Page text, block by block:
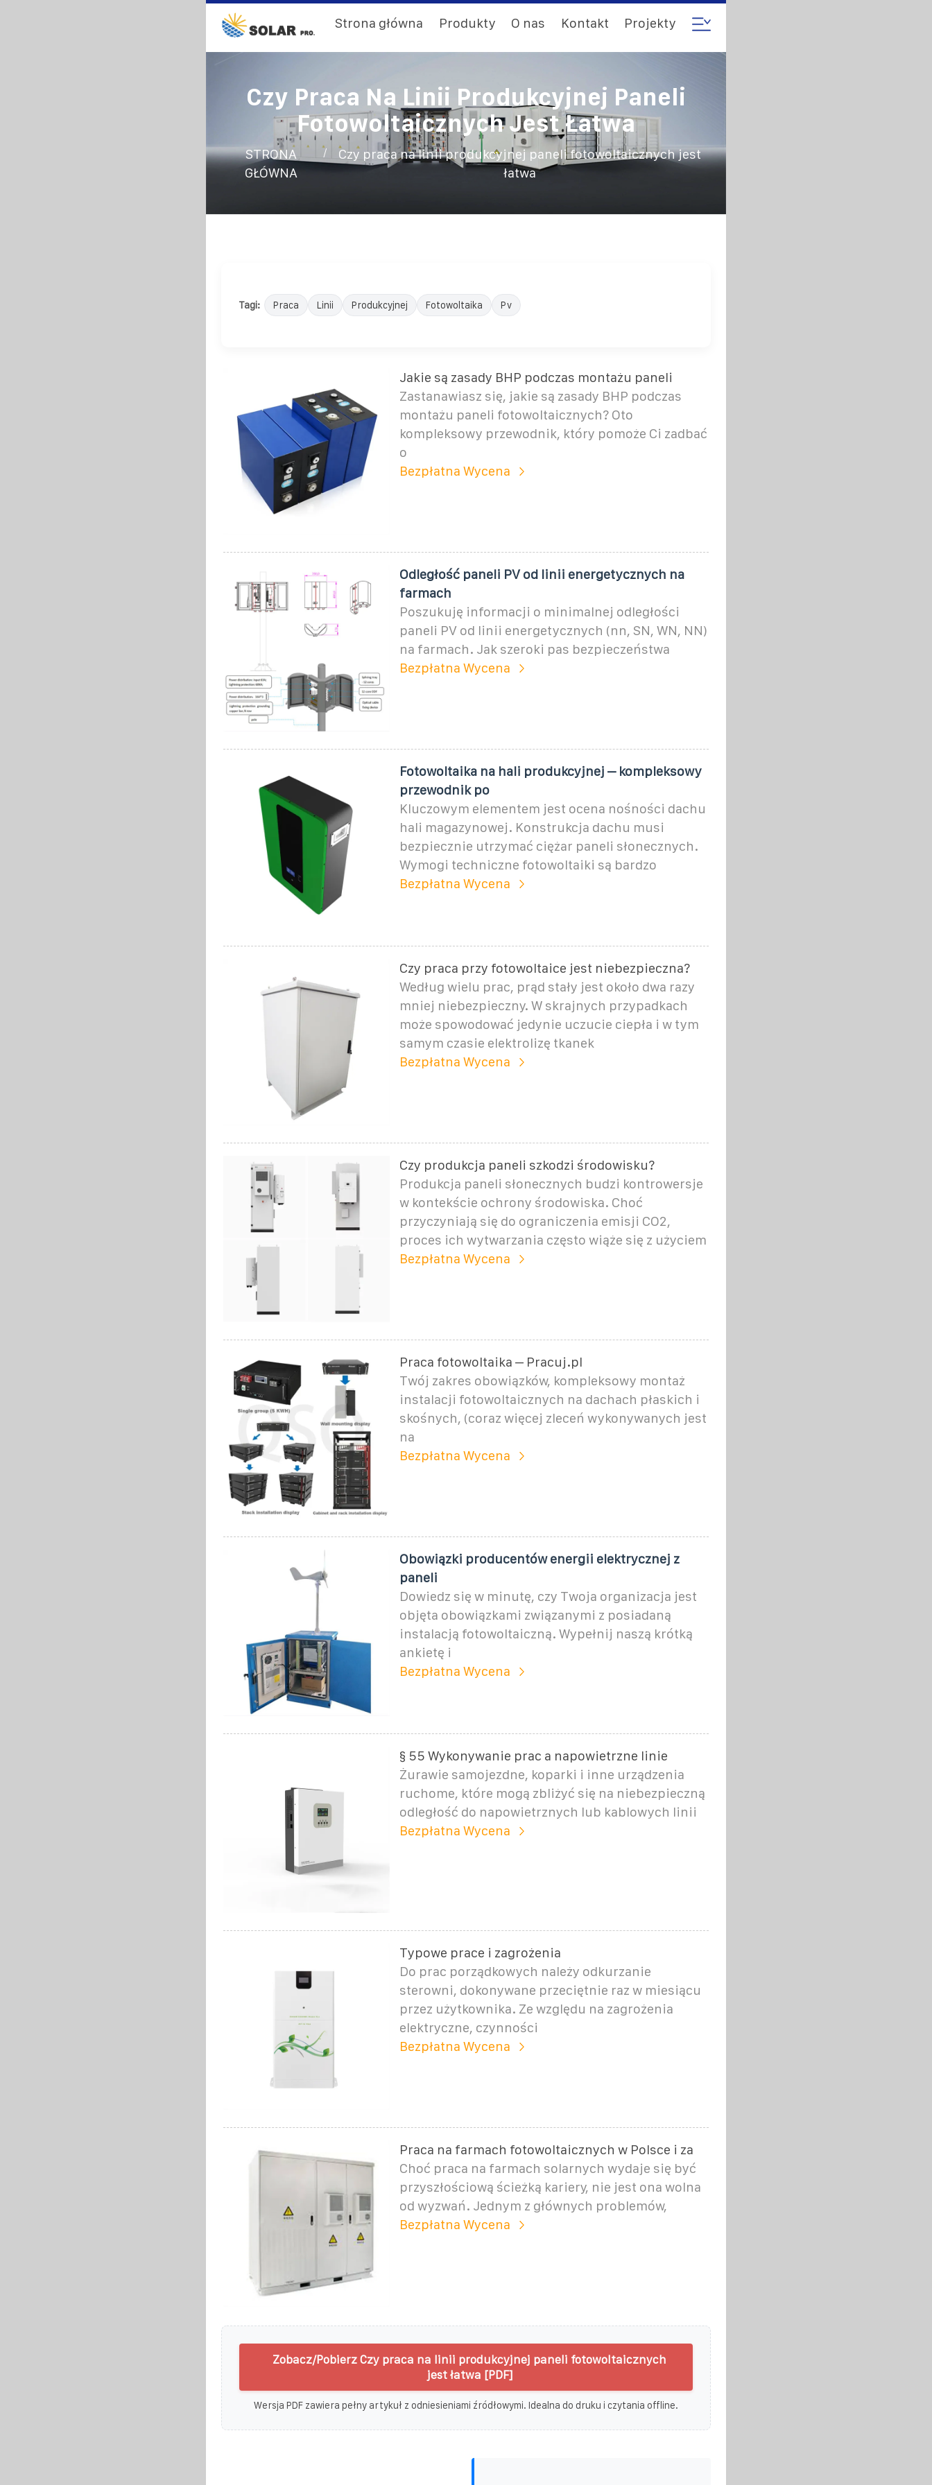
Strona główna Produkty O nas Kontakt Projekty
Czy Praca Na Linii Produkcyjnej Paneli
Fotowoltaicznych Jest Łatwa
STRONA
GŁÓWNA
/
Czy praca na linii produkcyjnej paneli fotowoltaicznych jest
łatwa
Tagi: Praca Linii Produkcyjnej Fotowoltaika Pv
Jakie są zasady BHP podczas montażu paneli
Zastanawiasz się, jakie są zasady BHP podczas
montażu paneli fotowoltaicznych? Oto
kompleksowy przewodnik, który pomoże Ci zadbać
o
Bezpłatna Wycena
Odległość paneli PV od linii energetycznych na
farmach
Poszukuję informacji o minimalnej odległości
paneli PV od linii energetycznych (nn, SN, WN, NN)
na farmach. Jak szeroki pas bezpieczeństwa
Bezpłatna Wycena
Fotowoltaika na hali produkcyjnej – kompleksowy
przewodnik po
Kluczowym elementem jest ocena nośności dachu
hali magazynowej. Konstrukcja dachu musi
bezpiecznie utrzymać ciężar paneli słonecznych.
Wymogi techniczne fotowoltaiki są bardzo
Bezpłatna Wycena
Czy praca przy fotowoltaice jest niebezpieczna?
Według wielu prac, prąd stały jest około dwa razy
mniej niebezpieczny. W skrajnych przypadkach
może spowodować jedynie uczucie ciepła i w tym
samym czasie elektrolizę tkanek
Bezpłatna Wycena
Czy produkcja paneli szkodzi środowisku?
Produkcja paneli słonecznych budzi kontrowersje
w kontekście ochrony środowiska. Choć
przyczyniają się do ograniczenia emisji CO2,
proces ich wytwarzania często wiąże się z użyciem
Bezpłatna Wycena
Praca fotowoltaika – Pracuj.pl
Twój zakres obowiązków, kompleksowy montaż
instalacji fotowoltaicznych na dachach płaskich i
skośnych, (coraz więcej zleceń wykonywanych jest
na
Bezpłatna Wycena
Obowiązki producentów energii elektrycznej z
paneli
Dowiedz się w minutę, czy Twoja organizacja jest
objęta obowiązkami związanymi z posiadaną
instalacją fotowoltaiczną. Wypełnij naszą krótką
ankietę i
Bezpłatna Wycena
§ 55 Wykonywanie prac a napowietrzne linie
Żurawie samojezdne, koparki i inne urządzenia
ruchome, które mogą zbliżyć się na niebezpieczną
odległość do napowietrznych lub kablowych linii
Bezpłatna Wycena
Typowe prace i zagrożenia
Do prac porządkowych należy odkurzanie
sterowni, dokonywane przeciętnie raz w miesiącu
przez użytkownika. Ze względu na zagrożenia
elektryczne, czynności
Bezpłatna Wycena
Praca na farmach fotowoltaicznych w Polsce i za
Choć praca na farmach solarnych wydaje się być
przyszłościową ścieżką kariery, nie jest ona wolna
od wyzwań. Jednym z głównych problemów,
Bezpłatna Wycena
Zobacz/Pobierz Czy praca na linii produkcyjnej paneli fotowoltaicznych
jest łatwa [PDF]
Wersja PDF zawiera pełny artykuł z odniesieniami źródłowymi. Idealna do druku i czytania offline.